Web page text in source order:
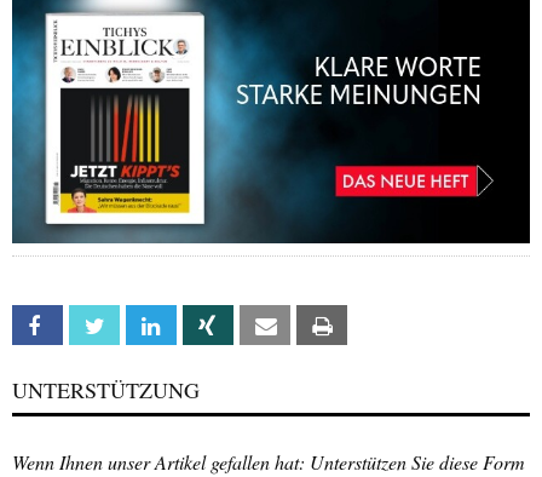
Facebook Twitter Linkedin Xing Email
UNTERSTÜTZUNG
Wenn Ihnen unser Artikel gefallen hat: Unterstützen Sie diese Form